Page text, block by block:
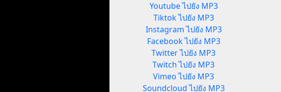
Youtube ไปยัง MP3
Tiktok ไปยัง MP3
Instagram ไปยัง MP3
Facebook ไปยัง MP3
Twitter ไปยัง MP3
Twitch ไปยัง MP3
Vimeo ไปยัง MP3
Soundcloud ไปยัง MP3